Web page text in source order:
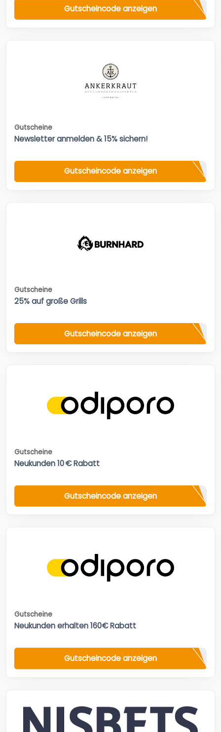
Gutscheincode anzeigen
Gutscheine
Newsletter anmelden & 15% sichern!
Gutscheincode anzeigen
Gutscheine
25% auf große Grills
Gutscheincode anzeigen
Gutscheine
Neukunden 10 € Rabatt
Gutscheincode anzeigen
Gutscheine
Neukunden erhalten 160€ Rabatt
Gutscheincode anzeigen